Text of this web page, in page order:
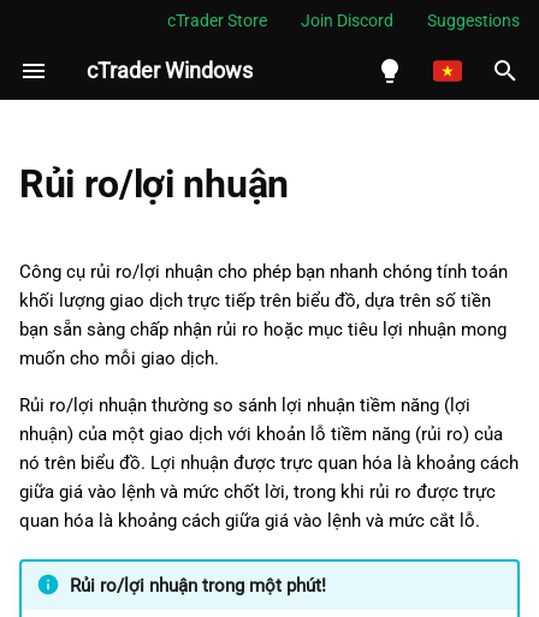
cTrader Store Join Discord Suggestions
cTrader Windows
العربية
Indonesia
Melayu
Tiếng Việt
한국어
中文
日本語
Deutsch
I
i
a
l
i
g
Thêm rủi ro/lợi nhuận vào
biểu đồ
nhuận
Đặt lệnh với rủi ro/lợi nhuận
Quản lý các đối tượng rủi
ro/lợi nhuận
Tùy chỉnh màu sắc
Khóa
Rủi ro/lợi nhuận
Công cụ rủi ro/lợi nhuận cho phép bạn nhanh chóng tính toán
khối lượng giao dịch trực tiếp trên biểu đồ, dựa trên số tiền
bạn sẵn sàng chấp nhận rủi ro hoặc mục tiêu lợi nhuận mong
muốn cho mỗi giao dịch.
Rủi ro/lợi nhuận thường so sánh lợi nhuận tiềm năng (lợi
nhuận) của một giao dịch với khoản lỗ tiềm năng (rủi ro) của
nó trên biểu đồ. Lợi nhuận được trực quan hóa là khoảng cách
giữa giá vào lệnh và mức chốt lời, trong khi rủi ro được trực
quan hóa là khoảng cách giữa giá vào lệnh và mức cắt lỗ.
Rủi ro/lợi nhuận trong một phút!